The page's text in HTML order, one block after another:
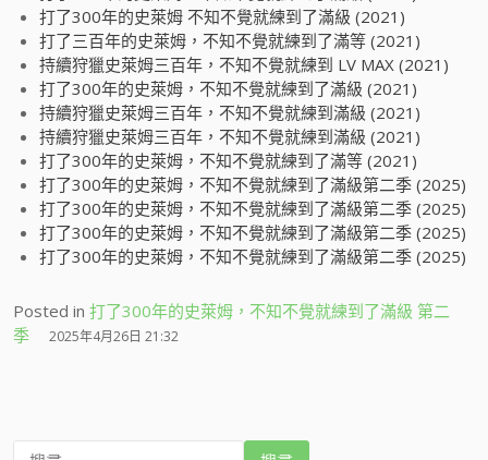
打了300年的史萊姆 不知不覺就練到了滿級 (2021)
打了三百年的史萊姆，不知不覺就練到了滿等 (2021)
持續狩獵史萊姆三百年，不知不覺就練到 LV MAX (2021)
打了300年的史萊姆，不知不覺就練到了滿級 (2021)
持續狩獵史萊姆三百年，不知不覺就練到滿級 (2021)
持續狩獵史萊姆三百年，不知不覺就練到滿級 (2021)
打了300年的史萊姆，不知不覺就練到了滿等 (2021)
打了300年的史萊姆，不知不覺就練到了滿級第二季 (2025)
打了300年的史萊姆，不知不覺就練到了滿級第二季 (2025)
打了300年的史萊姆，不知不覺就練到了滿級第二季 (2025)
打了300年的史萊姆，不知不覺就練到了滿級第二季 (2025)
Posted in 打了300年的史萊姆，不知不覺就練到了滿級 第二
季
2025年4月26日 21:32